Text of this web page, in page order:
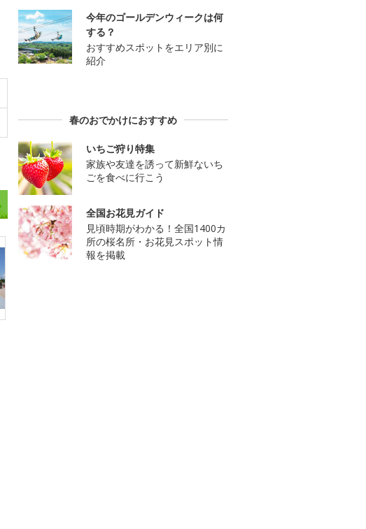
今年のゴールデンウィークは何
する？
おすすめスポットをエリア別に
紹介
春のおでかけにおすすめ
いちご狩り特集
家族や友達を誘って新鮮ないち
ごを食べに行こう
全国お花見ガイド
見頃時期がわかる！全国1400カ
所の桜名所・お花見スポット情
報を掲載